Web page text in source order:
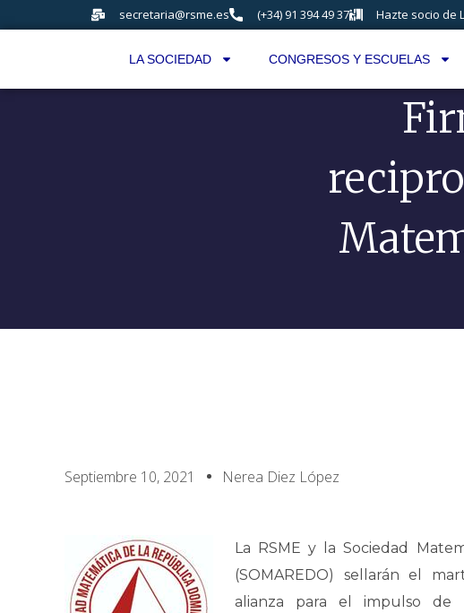
secretaria@rsme.es (+34) 91 394 49 37 Hazte socio de
LA SOCIEDAD CONGRESOS Y ESCUELAS
Septiembre 10, 2021 Nerea Diez López
La RSME y la Sociedad
(SOMAREDO) sellarán el
alianza para el impulso de